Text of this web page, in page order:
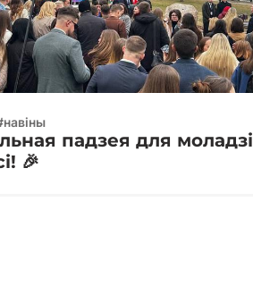
падзея для моладзі
🎉